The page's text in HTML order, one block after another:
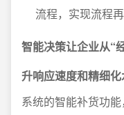
流程，实现流程
智能决策让企业从“
升响应速度和精细
系统的智能补货功